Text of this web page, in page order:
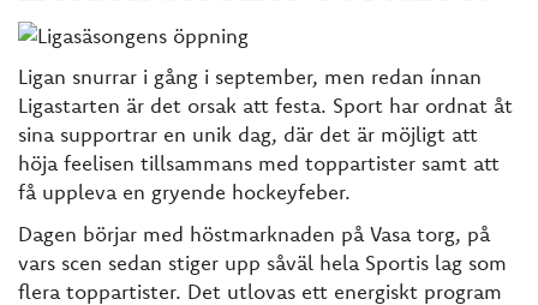
Ligan snurrar i gång i september, men redan ínnan
Ligastarten är det orsak att festa. Sport har ordnat åt
sina supportrar en unik dag, där det är möjligt att
höja feelisen tillsammans med toppartister samt att
få uppleva en gryende hockeyfeber.
Dagen börjar med höstmarknaden på Vasa torg, på
vars scen sedan stiger upp såväl hela Sportis lag som
flera toppartister. Det utlovas ett energiskt program